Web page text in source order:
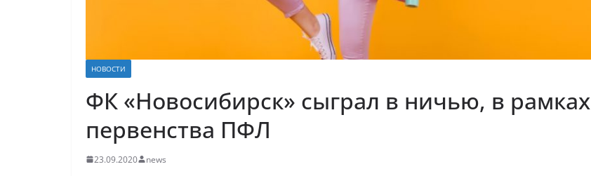
НОВОСТИ
ФК «Новосибирск» сыграл в ничью, в рамках
первенства ПФЛ
23.09.2020 news